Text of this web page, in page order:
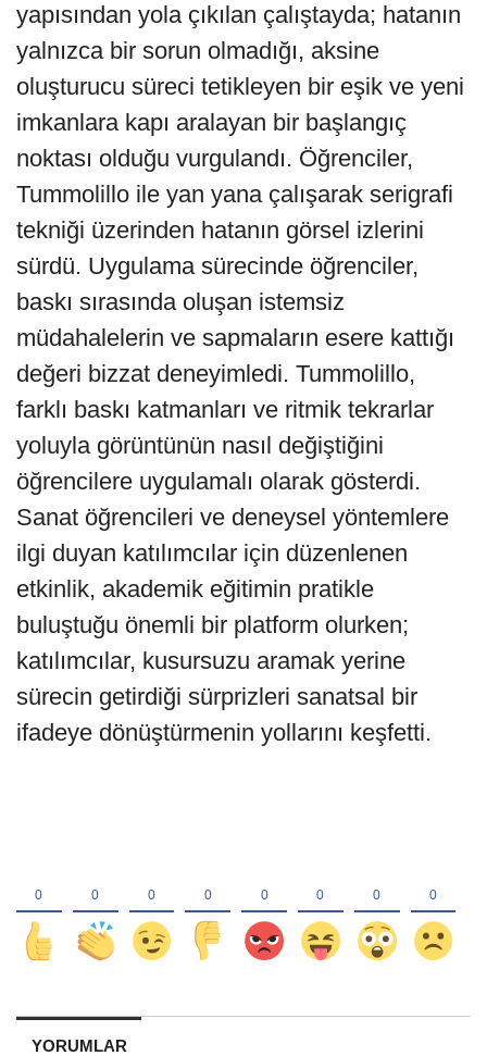
yapısından yola çıkılan çalıştayda; hatanın
yalnızca bir sorun olmadığı, aksine
oluşturucu süreci tetikleyen bir eşik ve yeni
imkanlara kapı aralayan bir başlangıç
noktası olduğu vurgulandı. Öğrenciler,
Tummolillo ile yan yana çalışarak serigrafi
tekniği üzerinden hatanın görsel izlerini
sürdü. Uygulama sürecinde öğrenciler,
baskı sırasında oluşan istemsiz
müdahalelerin ve sapmaların esere kattığı
değeri bizzat deneyimledi. Tummolillo,
farklı baskı katmanları ve ritmik tekrarlar
yoluyla görüntünün nasıl değiştiğini
öğrencilere uygulamalı olarak gösterdi.
Sanat öğrencileri ve deneysel yöntemlere
ilgi duyan katılımcılar için düzenlenen
etkinlik, akademik eğitimin pratikle
buluştuğu önemli bir platform olurken;
katılımcılar, kusursuzu aramak yerine
sürecin getirdiği sürprizleri sanatsal bir
ifadeye dönüştürmenin yollarını keşfetti.
YORUMLAR